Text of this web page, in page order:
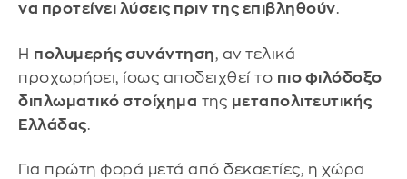
να προτείνει λύσεις πριν της επιβληθούν.
Η πολυμερής συνάντηση, αν τελικά
προχωρήσει, ίσως αποδειχθεί το πιο φιλόδοξο
διπλωματικό στοίχημα της μεταπολιτευτικής
Ελλάδας.
Για πρώτη φορά μετά από δεκαετίες, η χώρα